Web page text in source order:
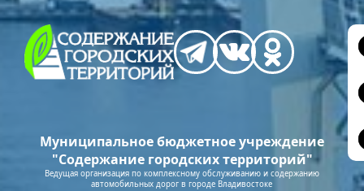
Муниципальное бюджетное учреждение
"Содержание городских территорий"
Ведущая организация по комплексному обслуживанию и содержанию
автомобильных дорог в городе Владивостоке